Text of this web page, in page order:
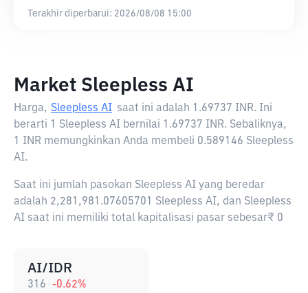
Terakhir diperbarui: 2026/08/08 15:00
Market Sleepless AI
Harga, Sleepless AI saat ini adalah 1.69737 INR. Ini
berarti 1 Sleepless AI bernilai 1.69737 INR. Sebaliknya,
1 INR memungkinkan Anda membeli 0.589146 Sleepless
AI.
Saat ini jumlah pasokan Sleepless AI yang beredar
adalah 2,281,981.07605701 Sleepless AI, dan Sleepless
AI saat ini memiliki total kapitalisasi pasar sebesar₹ 0
AI/IDR
316 -0.62%